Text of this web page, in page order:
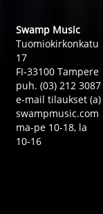
Swamp Music
Tuomiokirkonkatu
17
FI-33100 Tampere
puh. (03) 212 3087
e-mail tilaukset (a)
swampmusic.com
ma-pe 10-18, la
10-16